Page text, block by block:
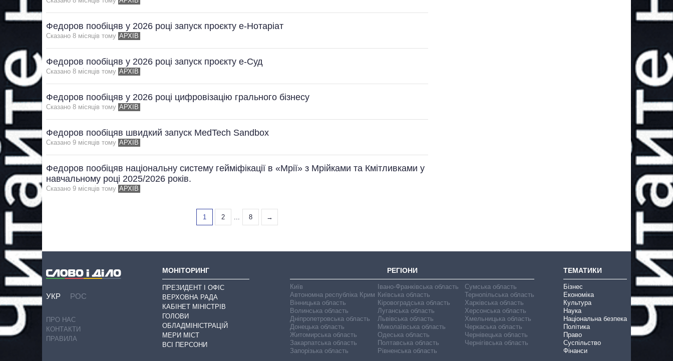
Федоров пообіцяв у 2026 році запуск проєкту е-Нотаріат
Сказано 8 мiсяцiв тому АРХІВ
Федоров пообіцяв у 2026 році запуск проєкту е-Суд
Сказано 8 мiсяцiв тому АРХІВ
Федоров пообіцяв у 2026 році цифровізацію грального бізнесу
Сказано 8 мiсяцiв тому АРХІВ
Федоров пообіцяв швидкий запуск MedTech Sandbox
Сказано 9 мiсяцiв тому АРХІВ
Федоров пообіцяв національну систему гейміфікації в «Мрії» з Мрійками та Кмітливками у
навчальному році 2025/2026 років.
Сказано 9 мiсяцiв тому АРХІВ
1 2 ... 8 →
УКР РОС
ПРО НАС
КОНТАКТИ
ПРАВИЛА
МОНІТОРИНГ
ПРЕЗИДЕНТ І ОФІС
ВЕРХОВНА РАДА
КАБІНЕТ МІНІСТРІВ
ГОЛОВИ
ОБЛАДМІНІСТРАЦІЙ
МЕРИ МІСТ
ВСІ ПЕРСОНИ
РЕГІОНИ
Київ
Автономна республіка Крим
Вінницька область
Волинська область
Дніпропетровська область
Донецька область
Житомирська область
Закарпатська область
Запорізька область
Івано-Франківська область
Київська область
Кіровоградська область
Луганська область
Львівська область
Миколаївська область
Одеська область
Полтавська область
Рівненська область
Сумська область
Тернопільська область
Харківська область
Херсонська область
Хмельницька область
Черкаська область
Чернівецька область
Чернігівська область
ТЕМАТИКИ
Бізнес
Економіка
Культура
Наука
Національна безпека
Політика
Право
Суспільство
Фінанси